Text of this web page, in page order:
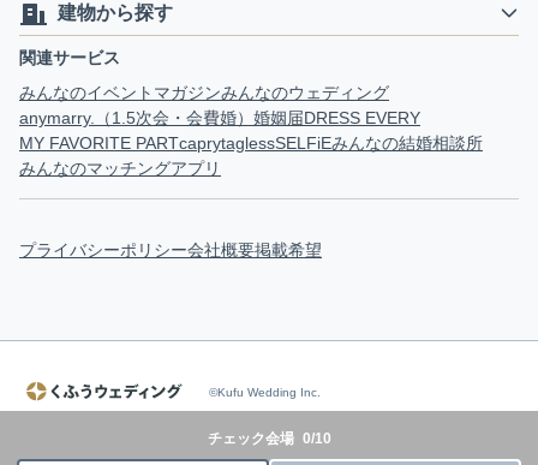
チェック会場 0/10
建物から探す
関連サービス
みんなのイベントマガジンみんなのウェディング
anymarry.（1.5次会・会費婚） 婚姻届DRESS EVERY
MY FAVORITE PARTcaprytaglessSELFiEみんなの結婚相談所
みんなのマッチングアプリ
プライバシーポリシー会社概要掲載希望
©Kufu Wedding Inc.